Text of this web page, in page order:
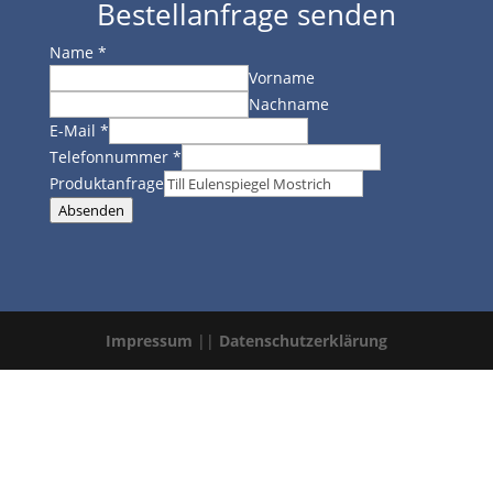
Bestellanfrage senden
Name *
Vorname
Nachname
E-Mail *
Telefonnummer *
Produktanfrage
Absenden
Impressum || Datenschutzerklärung